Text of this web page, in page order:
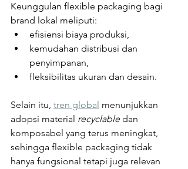
Keunggulan flexible packaging bagi
brand lokal meliputi:
efisiensi biaya produksi,
kemudahan distribusi dan
penyimpanan,
fleksibilitas ukuran dan desain.
Selain itu, tren global menunjukkan
adopsi material recyclable dan
komposabel yang terus meningkat,
sehingga flexible packaging tidak
hanya fungsional tetapi juga relevan